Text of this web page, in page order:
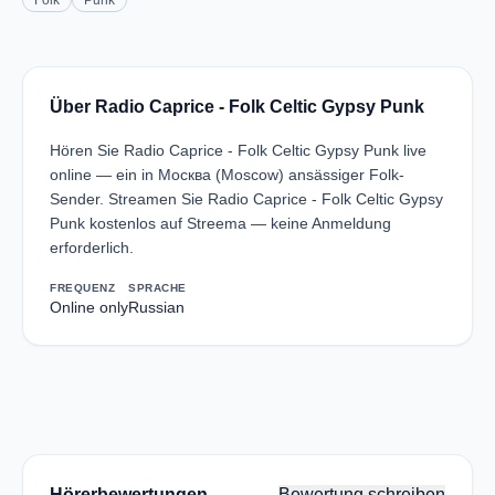
Über Radio Caprice - Folk Celtic Gypsy Punk
Hören Sie Radio Caprice - Folk Celtic Gypsy Punk live
online — ein in Москва (Moscow) ansässiger Folk-
Sender. Streamen Sie Radio Caprice - Folk Celtic Gypsy
Punk kostenlos auf Streema — keine Anmeldung
erforderlich.
FREQUENZ
Online only
SPRACHE
Russian